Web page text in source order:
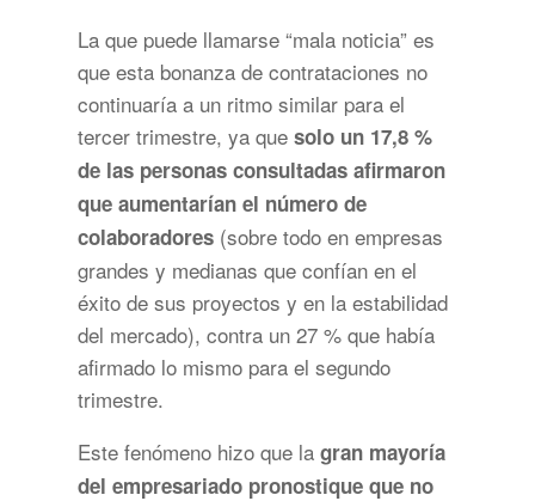
La que puede llamarse “mala noticia” es
que esta bonanza de contrataciones no
continuaría a un ritmo similar para el
tercer trimestre, ya que solo un 17,8 %
de las personas consultadas afirmaron
que aumentarían el número de
colaboradores (sobre todo en empresas
grandes y medianas que confían en el
éxito de sus proyectos y en la estabilidad
del mercado), contra un 27 % que había
afirmado lo mismo para el segundo
trimestre.
Este fenómeno hizo que la gran mayoría
del empresariado pronostique que no